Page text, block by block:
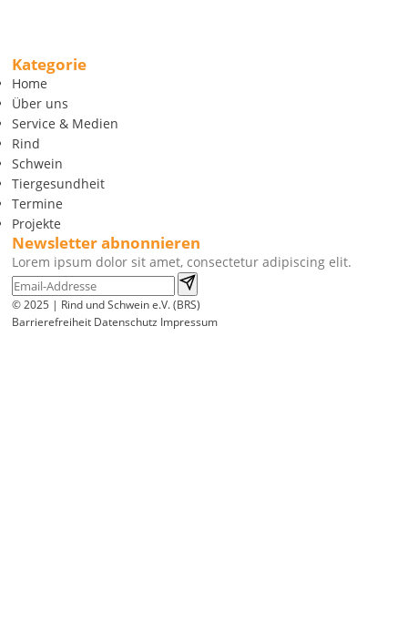
Kategorie
Home
Über uns
Service & Medien
Rind
Schwein
Tiergesundheit
Termine
Projekte
Newsletter abnonnieren
Lorem ipsum dolor sit amet, consectetur adipiscing elit.
© 2025 | Rind und Schwein e.V. (BRS)
Barrierefreiheit Datenschutz Impressum